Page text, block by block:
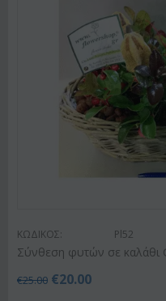
ΚΩΔΙΚΟΣ: Pl52
Σύνθεση φυτών σε καλάθι
€25.00 €20.00